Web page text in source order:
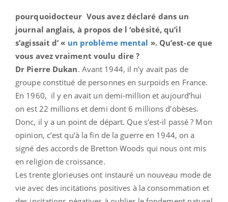
pourquoidocteur Vous avez déclaré dans un
journal anglais, à propos de l ‘obésité, qu’il
s’agissait d’ « un problème mental ». Qu’est-ce que
vous avez vraiment voulu dire ?
Dr Pierre Dukan. Avant 1944, il n’y avait pas de
groupe constitué de personnes en surpoids en France.
En 1960, il y en avait un demi-million et aujourd’hui
on est 22 millions et demi dont 6 millions d’obèses.
Donc, il y a un point de départ. Que s’est-il passé ? Mon
opinion, c’est qu’à la fin de la guerre en 1944, on a
signé des accords de Bretton Woods qui nous ont mis
en religion de croissance.
Les trente glorieuses ont instauré un nouveau mode de
vie avec des incitations positives à la consommation et